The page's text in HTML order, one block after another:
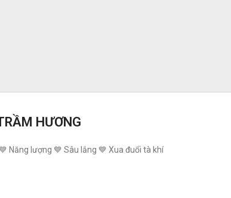
HƯƠNG
Năng lượng 💙 Sâu lắng 💙 Xua đuổi tà khí